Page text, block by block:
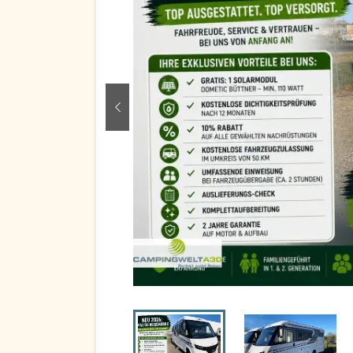
zurück